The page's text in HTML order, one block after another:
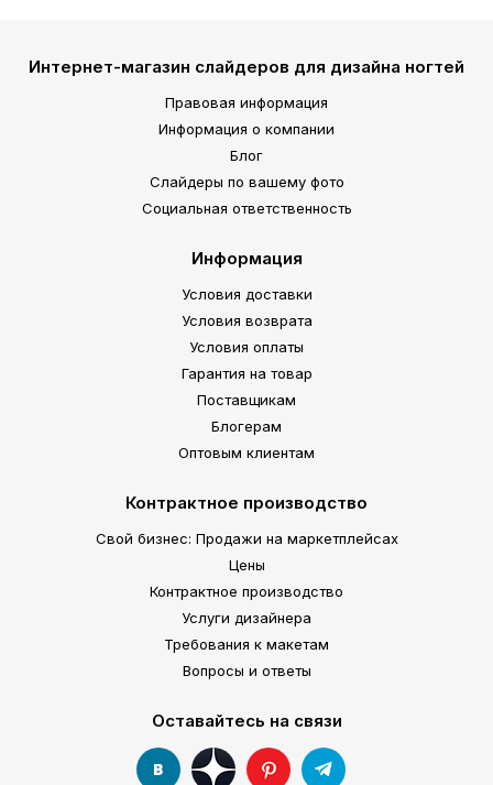
Интернет-магазин слайдеров для дизайна ногтей
Правовая информация
Информация о компании
Блог
Слайдеры по вашему фото
Социальная ответственность
Информация
Условия доставки
Условия возврата
Условия оплаты
Гарантия на товар
Поставщикам
Блогерам
Оптовым клиентам
Контрактное производство
Свой бизнес: Продажи на маркетплейсах
Цены
Контрактное производство
Услуги дизайнера
Требования к макетам
Вопросы и ответы
Оставайтесь на связи